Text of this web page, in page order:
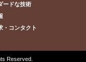
ードな技術
・コンタクト
Reserved.